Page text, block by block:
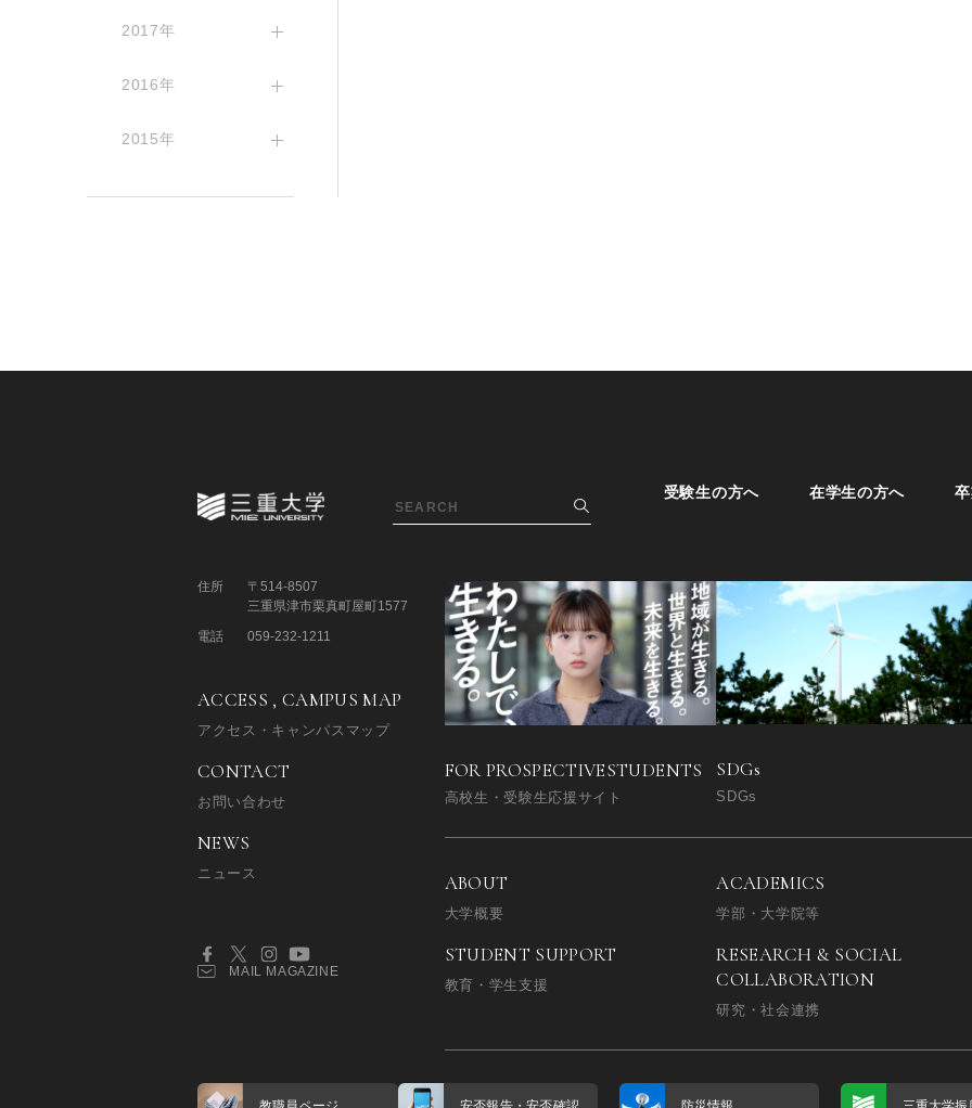
2017年
2016年
2015年
受験生の方へ 在学生の方へ
FOR PROSPECTIVESTUDENTS
高校生・受験生応援サイト
SDGs
SDGs
ABOUT
大学概要
ACADEMICS
学部・大学院等
STUDENT SUPPORT
教育・学生支援
RESEARCH & SOCIAL
COLLABORATION
研究・社会連携
住所
〒514-8507
三重県津市栗真町屋町1577
電話
059-232-1211
ACCESS , CAMPUS MAP
アクセス・キャンパスマップ
CONTACT
お問い合わせ
NEWS
ニュース
MAIL MAGAZINE